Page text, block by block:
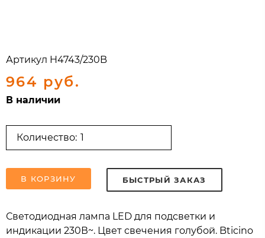
Артикул H4743/230B
964 руб.
В наличии
Количество:
В КОРЗИНУ БЫСТРЫЙ ЗАКАЗ
Светодиодная лампа LED для подсветки и
индикации 230В~. Цвет свечения голубой. Bticino